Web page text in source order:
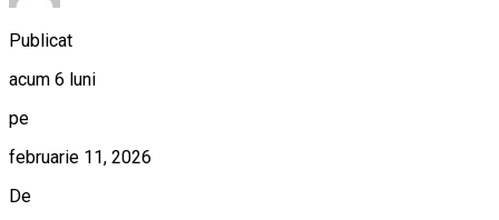
Publicat
acum 6 luni
pe
februarie 11, 2026
De